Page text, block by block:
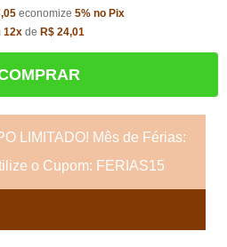
economize 5% no Pix
12x de R$ 24,01
LIMITADO! Mês de Férias:
o Cupom: FERIAS15